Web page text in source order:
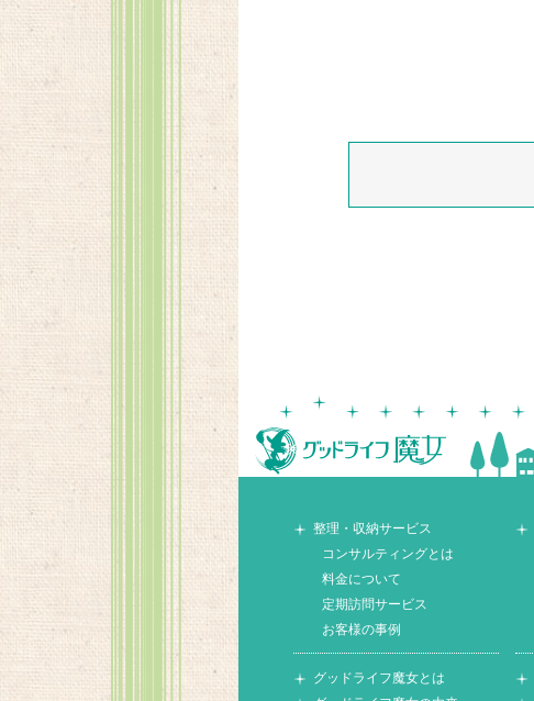
整理・収納サービス
コンサルティングとは
料金について
定期訪問サービス
お客様の事例
グッドライフ魔女とは